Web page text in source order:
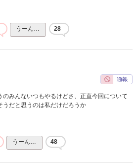
うーん… 28
のみんないつもやるけどさ、正直今回について
うだと思うのは私だけだろうか
うーん… 48